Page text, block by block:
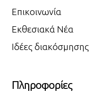
Επικοινωνία
Εκθεσιακά Νέα
Ιδέες διακόσμησης
Πληροφορίες